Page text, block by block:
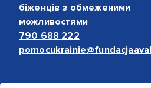
біженців з обмеженими
можливостями
790 688 222